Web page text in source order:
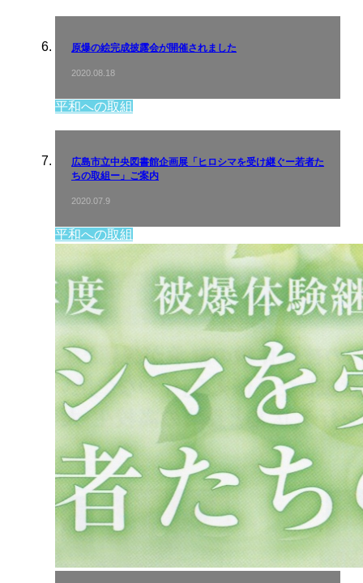
原爆の絵完成披露会が開催されました
2020.08.18
平和への取組
広島市立中央図書館企画展「ヒロシマを受け継ぐー若者た
ちの取組ー」ご案内
2020.07.9
平和への取組